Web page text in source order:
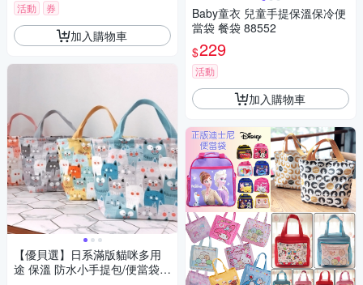
活動 券
加入購物車
【優貝選】日系滿版貓咪多用
途 保溫 防水小手提包/便當袋/
Baby童衣 兒童手提保溫保冷便
當袋 餐袋 88552
$229
活動
加入購物車